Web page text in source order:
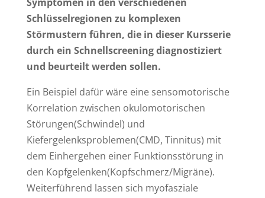
Schlüsselregionen zu komplexen
Störmustern führen, die in dieser Kursserie
durch ein Schnellscreening diagnostiziert
und beurteilt werden sollen.
Ein Beispiel dafür wäre eine sensomotorische
Korrelation zwischen okulomotorischen
Störungen(Schwindel) und
Kiefergelenksproblemen(CMD, Tinnitus) mit
dem Einhergehen einer Funktionsstörung in
den Kopfgelenken(Kopfschmerz/Migräne).
Weiterführend lassen sich myofasziale